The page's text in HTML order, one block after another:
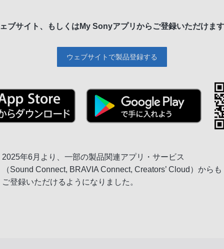
ブサイト、もしくは My Sonyアプリからご登録いただけま
ウェブサイトで製品登録する
2025年6月より、一部の製品関連アプリ・サービス
（Sound Connect, BRAVIA Connect, Creators’ Cloud）からも
ご登録いただけるようになりました。